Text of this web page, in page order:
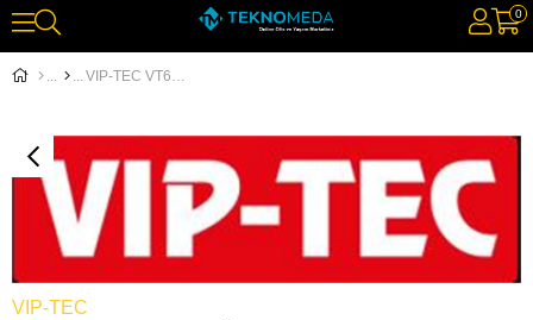
0
VIP-TEC VT6193 DÜZ UÇLU KONTROL KALEM 4,0MM VT6193
VIP-TEC